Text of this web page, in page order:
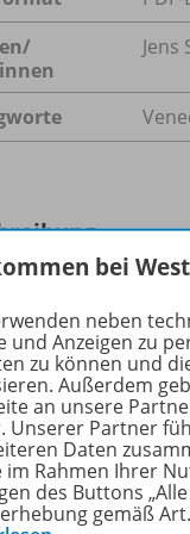
Jens
Venedig das
für kulturell
„Muss-
bei
neben
und Anzeigen zu
zu können und
Außerdem
an unsere
Unserer Partner
Daten
im Rahmen Ihrer
des Buttons
gemäß Art.